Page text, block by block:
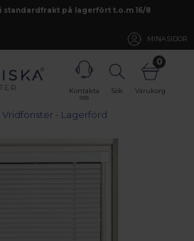
standardfrakt på lagerfört t.o.m 16/8
MINA SIDOR
Kontakta
oss
Sök
0
Varukorg
Vridfönster - Lagerförd